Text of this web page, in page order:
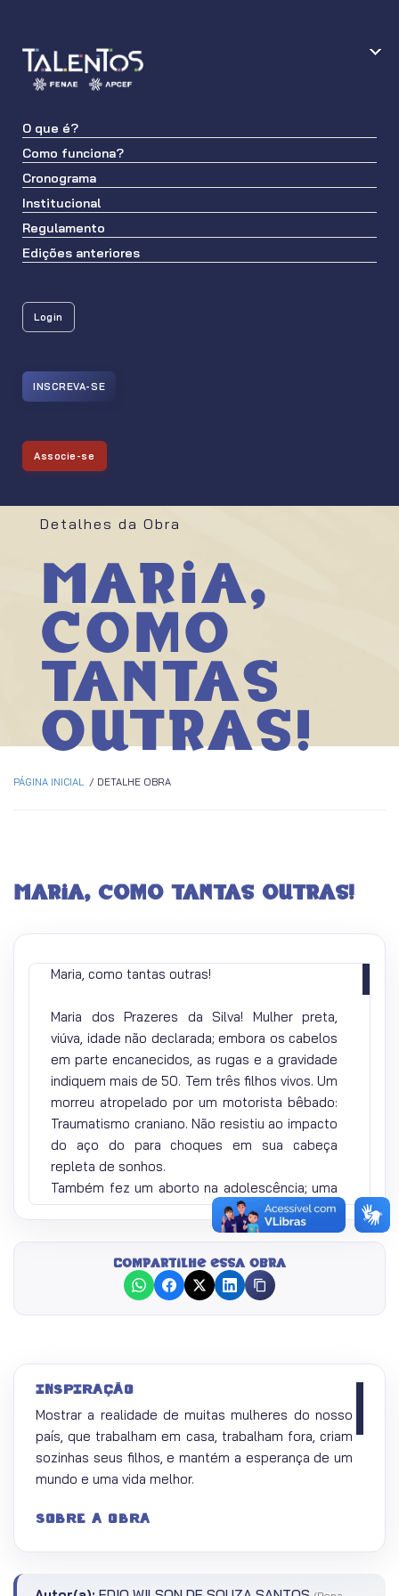
O que é?
Como funciona?
Cronograma
Institucional
Regulamento
Edições anteriores
Login
INSCREVA-SE
Associe-se
Detalhes da Obra
Maria,
como
tantas
outras!
PÁGINA INICIAL DETALHE OBRA
Maria, como tantas outras!
Maria, como tantas outras!
Maria dos Prazeres da Silva! Mulher preta,
viúva, idade não declarada; embora os cabelos
em parte encanecidos, as rugas e a gravidade
indiquem mais de 50. Tem três filhos vivos. Um
morreu atropelado por um motorista bêbado:
Traumatismo craniano. Não resistiu ao impacto
do aço do para choques em sua cabeça
repleta de sonhos.
Também fez um aborto na adolescência; uma
gravidez inesperada fruto de um amor
bandido. Teve medo que o filho trilhasse o
começou a trabalhar cedo para ajudar no
sustento da casa. Esta é Maria, cujos prazeres
só mesmo no sobrenome; pois os poucos que
Cria sozinha os três filhos e um cachorro vira
latas com nome de político. Foi casada duas
vezes, mas enviuvou de ambos; um morreu
com tiro no peito, e outro com cirrose no
fígado. Resolveu ficar sozinha, por falta de
oportunidade e de pretendentes. Talvez o seu
histórico de viuvez afastasse os homens.
bala perdida, de doença encontrada, dos filhos
Compartilhe essa obra
INSPIRAÇÃO
Mostrar a realidade de muitas mulheres do nosso
país, que trabalham em casa, trabalham fora, criam
sozinhas seus filhos, e mantém a esperança de um
mundo e uma vida melhor.
SOBRE A OBRA
criam sozinhas seus filhos, e mantém a esperança